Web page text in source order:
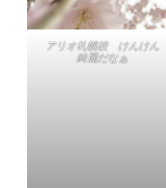
アリオ札幌校 けんけん
綺麗だなぁ